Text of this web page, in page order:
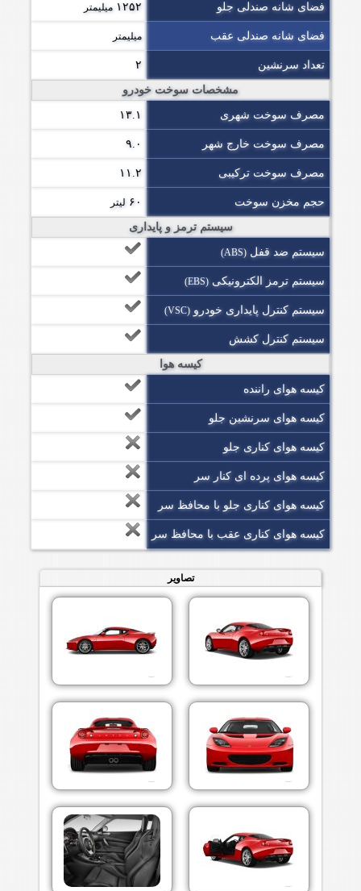
فضای شانه صندلی جلو ۱۲۵۲ میلیمتر
فضای شانه صندلی عقب میلیمتر
تعداد سرنشین ۲
مشخصات سوخت خودرو
مصرف سوخت شهری ۱۳.۱
مصرف سوخت خارج شهر ۹.۰
مصرف سوخت ترکیبی ۱۱.۲
حجم مخزن سوخت ۶۰ لیتر
سیستم ترمز و پایداری
سیستم ضد قفل (ABS)
سیستم ترمز الکترونیکی (EBS)
سیستم کنترل پایداری خودرو (VSC)
سیستم کنترل کشش
کیسه هوا
کیسه هوای راننده
کیسه هوای سرنشین جلو
کیسه هوای کناری جلو
کیسه هوای پرده ای کنار سر
کیسه هوای کناری جلو با محافظ سر
کیسه هوای کناری عقب با محافظ سر
تصاویر